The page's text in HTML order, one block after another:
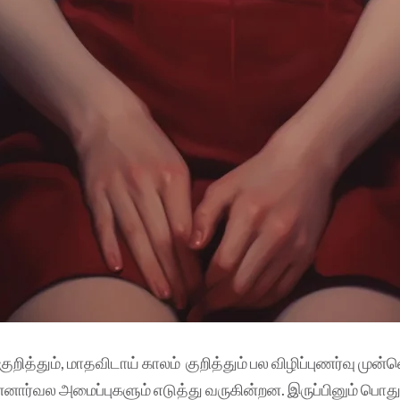
மாதவிடாய் காலம் குறித்தும் பல விழிப்புணர்வு
அமைப்புகளும் எடுத்து வருகின்றன. இருப்பினும்